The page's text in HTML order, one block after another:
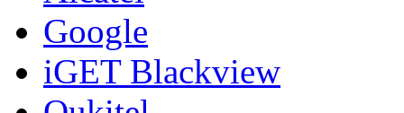
Google
iGET Blackview